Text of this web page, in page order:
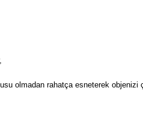
olmadan rahatça esneterek objenizi